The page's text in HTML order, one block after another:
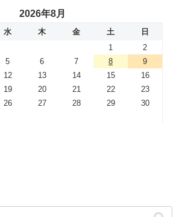
2026年8月
水 木 金 土
日
1
2
5 6 7 8
9
12 13 14 15
16
19 20 21 22
23
26 27 28 29
30